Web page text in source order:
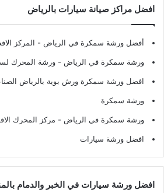
افضل مراكز صيانة سيارات بالرياض
أفضل ورشة سمكرة في الرياض - المركز
ورشة سمكرة في الرياض - ورشة المحرك
افضل ورشة سمكرة ورش بوية بالرياض
ورشة سمكرة
ورشة سمكرة في الرياض - مركز المحرك
افضل ورشة سيارات
افضل ورشة سيارات في الخبر والدمام